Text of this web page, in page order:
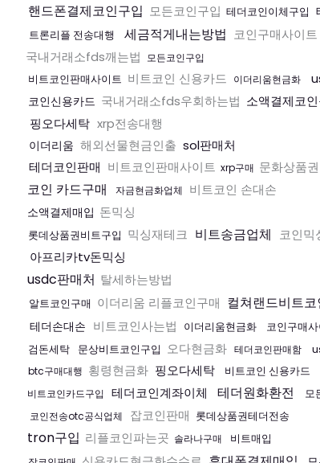
핸드폰결제코인구입 모든코인구입 테더코인이체구입
트론리플 전송대행 세금적게내는방법 코인구매사이트
국내거래소fds깨는법 모든코인구입
비트코인판매사이트 비트코인 신용카드 이더리움현금화
코인신용카드 국내거래소fds우회하는법 소액결제코
핑오다세탁 xrp전송대행
이더리움 해외선물현금인출 sol판매처
테더코인판매 비트코인판매사이트 xrp구매 문화상품
코인 카드구매 자금현금화업체 비트코인 손대손
소액결제매입 돈믹싱
롯데상품권비트구입 믹싱재테크 비트송금업체 코인믹
아프리카tv돈믹싱
usdc판매처 탈세하는방법
알트코인구매 이더리움 리플코인구매 컬쳐랜드비트코
테더손대손 비트코인사는법 이더리움현금화 코인구매
검돈세탁 문상비트코인구입 오다현금화 테더코인판매함
btc구매대행 횡령현금화 핑오다세탁 비트코인 신용카드
비트코인카드구입 테더코인계좌이체 테더원화환전 모
코인전송otc공식업체 잡코인판매 롯데상품권테더전송
tron구입 리플코인파는곳 솔라나구매 비트매입